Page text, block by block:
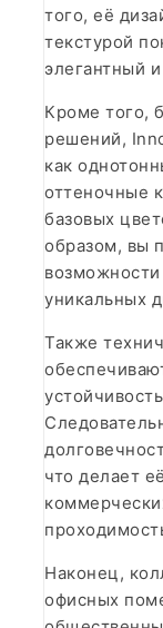
того, её
текстурой
элегантный
Кроме того,
решений,
как
оттеночные
базовых
образом, вы
уникальных
Также
что делает
Наконец,
офисных